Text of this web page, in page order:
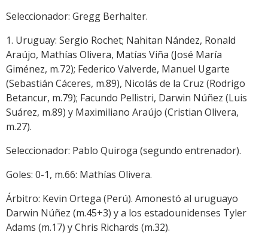
Seleccionador: Gregg Berhalter.
1. Uruguay: Sergio Rochet; Nahitan Nández, Ronald
Araújo, Mathías Olivera, Matías Viña (José María
Giménez, m.72); Federico Valverde, Manuel Ugarte
(Sebastián Cáceres, m.89), Nicolás de la Cruz (Rodrigo
Betancur, m.79); Facundo Pellistri, Darwin Núñez (Luis
Suárez, m.89) y Maximiliano Araújo (Cristian Olivera,
m.27).
Seleccionador: Pablo Quiroga (segundo entrenador).
Goles: 0-1, m.66: Mathías Olivera.
Árbitro: Kevin Ortega (Perú). Amonestó al uruguayo
Darwin Núñez (m.45+3) y a los estadounidenses Tyler
Adams (m.17) y Chris Richards (m.32).